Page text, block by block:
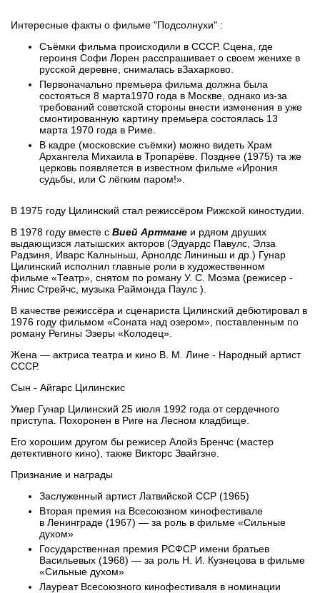
Интересные факты о фильме "Подсолнухи" :
Съёмки фильма происходили в СССР. Сцена, где
героиня Софи Лорен расспрашивает о своем женихе в
русской деревне, снималась вЗахарково.
Первоначально премьера фильма должна была
состояться 8 марта1970 года в Москве, однако из-за
требований советской стороны внести изменения в уже
смонтированную картину премьера состоялась 13
марта 1970 года в Риме.
В кадре (московские съёмки) можно видеть Храм
Архангела Михаила в Тропарёве. Позднее (1975) та же
церковь появляется в известном фильме «Ирония
судьбы, или С лёгким паром!».
В 1975 году Цилинский стал режиссёром Рижской киностудии.
В 1978 году вместе с Вией Артмане и рдяом друших
выдающизся латышских акторов (Эдуардс Павулс, Элза
Радзиня, Иварс Калныньш, Арнолдс Лининьш и др.) Гунар
Цилинский исполнил главные роли в художественном
фильме «Театр», снятом по роману У. С. Моэма (режисер -
Янис Стрейчс, музыка Раймонда Паулс ).
В качестве режиссёра и сценариста Цилинский дебютировал в
1976 году фильмом «Соната над озером», поставленным по
роману Регины Эзеры «Колодец».
Жена — актриса театра и кино В. М. Лине - Народный артист
СССР.
Сын - Айгарс Цилинскис
Умер Гунар Цилинский 25 июля 1992 года от сердечного
приступа. Похоронен в Риге на Лесном кладбище.
Его хорошим другом бы режисер Алойз Бренчс (мастер
детективного кино), также Викторс Звайгзне.
Признание и награды
Заслуженный артист Латвийской ССР (1965)
Вторая премия на Всесоюзном кинофестивале
в Ленинграде (1967) — за роль в фильме «Сильные
духом»
Государственная премия РСФСР имени братьев
Васильевых (1968) — за роль Н. И. Кузнецова в фильме
«Сильные духом»
Лауреат Всесоюзного кинофестиваля в номинации